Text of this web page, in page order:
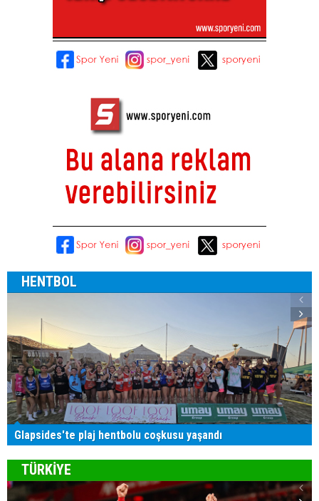
HENTBOL
Glapsides'te plaj hentbolu coşkusu yaşandı
TÜRKİYE